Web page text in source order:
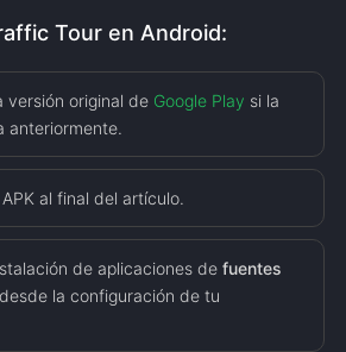
Tour en Android:
versión original de Google Play si la
anteriormente.
al final del artículo.
de aplicaciones de fuentes
desde la configuración de tu